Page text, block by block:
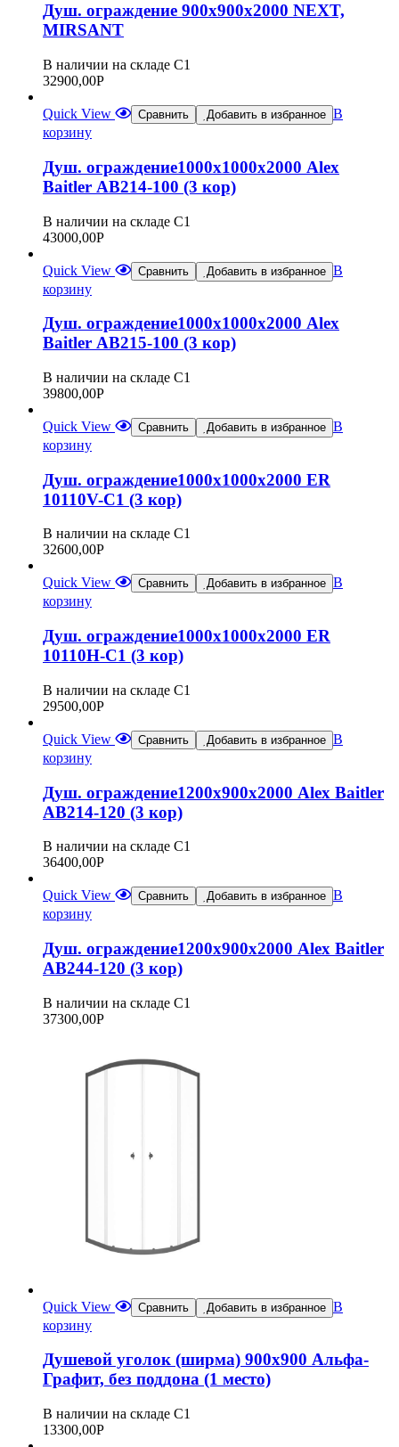
Душ. ограждение 900х900х2000 NEXT,
MIRSANT
В наличии на складе С1
32900,00Р
Quick View Сравнить Добавить в избранное В
корзину
Душ. ограждение1000х1000х2000 Alex
Baitler АВ214-100 (3 кор)
В наличии на складе С1
43000,00Р
Quick View Сравнить Добавить в избранное В
корзину
Душ. ограждение1000х1000х2000 Alex
Baitler АВ215-100 (3 кор)
В наличии на складе С1
39800,00Р
Quick View Сравнить Добавить в избранное В
корзину
Душ. ограждение1000х1000х2000 ER
10110V-C1 (3 кор)
В наличии на складе С1
32600,00Р
Quick View Сравнить Добавить в избранное В
корзину
Душ. ограждение1000х1000х2000 ER
10110Н-C1 (3 кор)
В наличии на складе С1
29500,00Р
Quick View Сравнить Добавить в избранное В
корзину
Душ. ограждение1200х900х2000 Alex Baitler
АВ214-120 (3 кор)
В наличии на складе С1
36400,00Р
Quick View Сравнить Добавить в избранное В
корзину
Душ. ограждение1200х900х2000 Alex Baitler
АВ244-120 (3 кор)
В наличии на складе С1
37300,00Р
Quick View Сравнить Добавить в избранное В
корзину
Душевой уголок (ширма) 900х900 Альфа-
Графит, без поддона (1 место)
В наличии на складе С1
13300,00Р